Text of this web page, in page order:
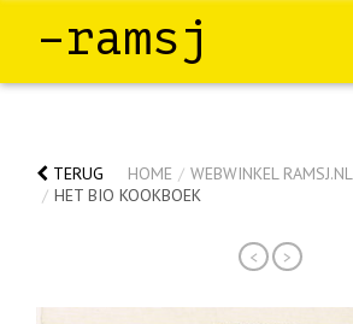
–ramsj
TERUG HOME / WEBWINKEL RAMSJ.NL
/ HET BIO KOOKBOEK
< >